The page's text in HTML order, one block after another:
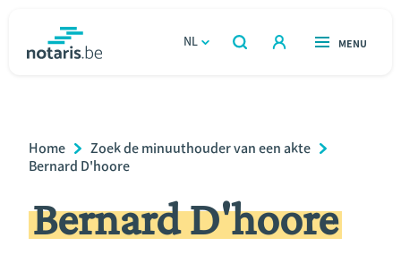
gaan
NL
OPEN
ZOEKEN
OPEN
MENU
Relatie & samenleven
Erven & schenken
Breadcrumb
Home
Zoek de minuuthouder van een akte
Bernard D'hoore
Bernard D'hoore